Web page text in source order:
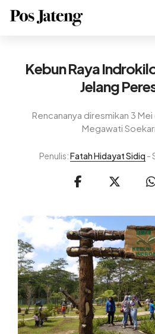
Kebun Raya
Jelang
Rencananya diresmikan 3
Megawati
Penulis:Fatah Hidayat Sidiq -